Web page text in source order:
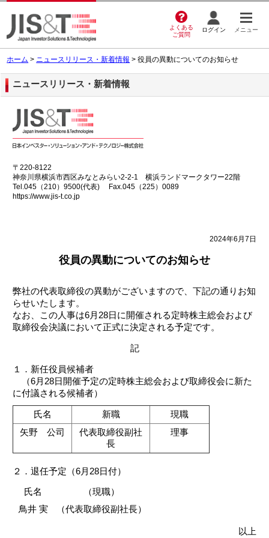
よくある
ご質問
ログイン メニュー
ホーム > ニュースリリース・新着情報 > 役員の異動についてのお知らせ
ニュースリリース・新着情報
〒220-8122
神奈川県横浜市西区みなとみらい2-2-1 横浜ランドマークタワー22階
Tel.045（210）9500(代表) Fax.045（225）0089
https://www.jis-t.co.jp
2024年6月7日
役員の異動についてのお知らせ
弊社の代表取締役の異動がございますので、下記の通りお知
らせいたします。
なお、この人事は6月28日に開催される定時株主総会および
取締役会決議において正式に決定される予定です。
記
１．新任役員候補者
（6月28日開催予定の定時株主総会および取締役会に新た
に付議される候補者）
氏名 新職
現職
矢野 公司
代表取締役副社
長
理事
２．退任予定（6月28日付）
氏名
（現職）
鳥井 実
（代表取締役副社長）
以上